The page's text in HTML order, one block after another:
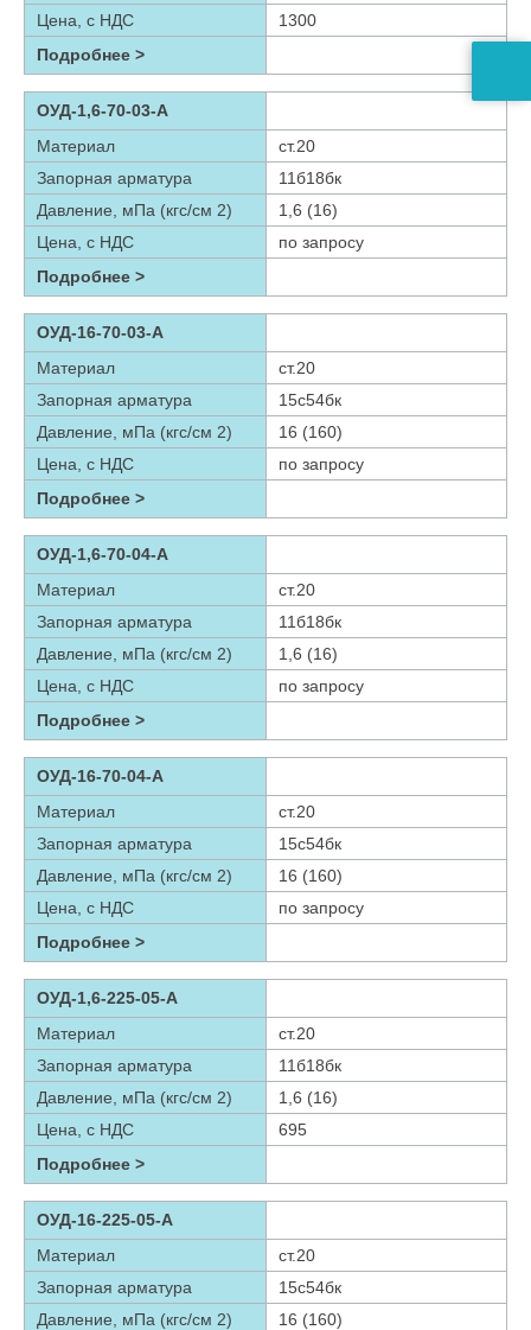
Цена, с НДС
1300
Подробнее >
ОУД-1,6-70-03-А
Материал
ст.20
Запорная арматура
11б18бк
Давление, мПа (кгс/см 2)
1,6 (16)
Цена, с НДС
по запросу
Подробнее >
ОУД-16-70-03-А
Материал
ст.20
Запорная арматура
15с54бк
Давление, мПа (кгс/см 2)
16 (160)
Цена, с НДС
по запросу
Подробнее >
ОУД-1,6-70-04-А
Материал
ст.20
Запорная арматура
11б18бк
Давление, мПа (кгс/см 2)
1,6 (16)
Цена, с НДС
по запросу
Подробнее >
ОУД-16-70-04-А
Материал
ст.20
Запорная арматура
15с54бк
Давление, мПа (кгс/см 2)
16 (160)
Цена, с НДС
по запросу
Подробнее >
ОУД-1,6-225-05-А
Материал
ст.20
Запорная арматура
11б18бк
Давление, мПа (кгс/см 2)
1,6 (16)
Цена, с НДС
695
Подробнее >
ОУД-16-225-05-А
Материал
ст.20
Запорная арматура
15с54бк
Давление, мПа (кгс/см 2)
16 (160)